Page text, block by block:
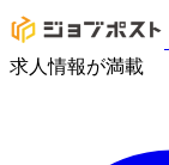
求人情報が満載